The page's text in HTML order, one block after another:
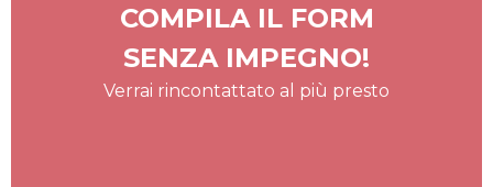
COMPILA IL FORM
SENZA IMPEGNO!
Verrai rincontattato al più presto